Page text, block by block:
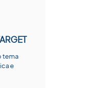
tema
e